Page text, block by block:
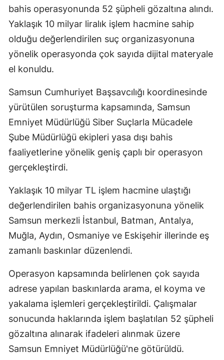
bahis operasyonunda 52 şüpheli gözaltına alındı.
Yaklaşık 10 milyar liralık işlem hacmine sahip
olduğu değerlendirilen suç organizasyonuna
yönelik operasyonda çok sayıda dijital materyale
el konuldu.
Samsun Cumhuriyet Başsavcılığı koordinesinde
yürütülen soruşturma kapsamında, Samsun
Emniyet Müdürlüğü Siber Suçlarla Mücadele
Şube Müdürlüğü ekipleri yasa dışı bahis
faaliyetlerine yönelik geniş çaplı bir operasyon
gerçekleştirdi.
Yaklaşık 10 milyar TL işlem hacmine ulaştığı
değerlendirilen bahis organizasyonuna yönelik
Samsun merkezli İstanbul, Batman, Antalya,
Muğla, Aydın, Osmaniye ve Eskişehir illerinde eş
zamanlı baskınlar düzenlendi.
Operasyon kapsamında belirlenen çok sayıda
adrese yapılan baskınlarda arama, el koyma ve
yakalama işlemleri gerçekleştirildi. Çalışmalar
sonucunda haklarında işlem başlatılan 52 şüpheli
gözaltına alınarak ifadeleri alınmak üzere
Samsun Emniyet Müdürlüğü'ne götürüldü.